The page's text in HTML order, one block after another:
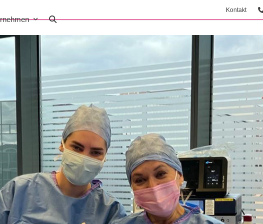
Kontakt